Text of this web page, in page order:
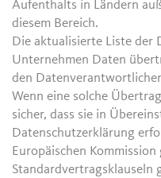
Aufenthalts in Ländern
diesem Bereich.
Die aktualisierte Liste der
Unternehmen Daten
den
Wenn eine solche
sicher, dass sie in
Datenschutzerklärung
Europäischen
Standardvertragsklauseln